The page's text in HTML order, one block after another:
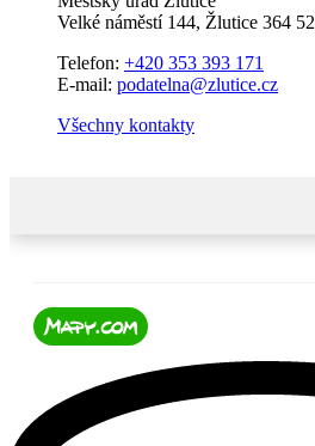
Velké náměstí 144, Žlutice 364 52
Telefon: +420 353 393 171
E-mail: podatelna@zlutice.cz
Všechny kontakty